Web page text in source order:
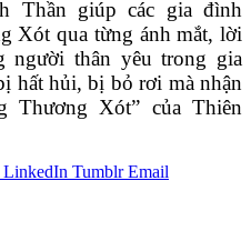
Thần giúp các gia đình
Xót qua từng ánh mắt, lời
người thân yêu trong gia
hất hủi, bị bỏ rơi mà nhận
Thương Xót” của Thiên
LinkedIn Tumblr Email